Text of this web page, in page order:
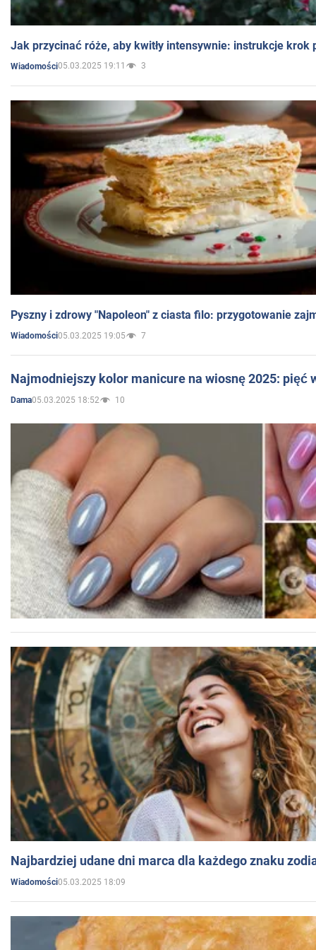
Jak przycinać róże, aby kwitły intensywnie: instrukcje krok
Wiadomości05.03.2025 19:11 3
Pyszny i zdrowy "Napoleon" z ciasta filo: przygotowanie
Wiadomości05.03.2025 19:05 7
Najmodniejszy kolor manicure na wiosnę 2025: pięć
Dama05.03.2025 18:52 10
Najbardziej udane dni marca dla każdego znaku
Wiadomości05.03.2025 18:09